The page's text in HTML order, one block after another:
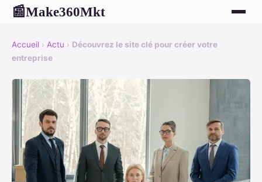
📰Make360Mkt
Accueil › Actu › Découvrez le site clé pour créer votre
entreprise